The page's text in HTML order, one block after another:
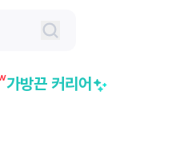
가방끈 커리어